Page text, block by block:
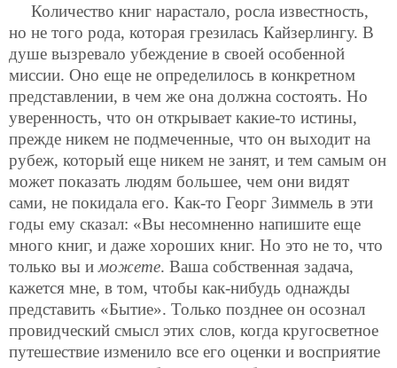
Количество книг нарастало, росла известность,
но не того рода, которая грезилась Кайзерлингу. В
душе вызревало убеждение в своей особенной
миссии. Оно еще не определилось в конкретном
представлении, в чем же она должна состоять. Но
уверенность, что он открывает какие-то истины,
прежде никем не подмеченные, что он выходит на
рубеж, который еще никем не занят, и тем самым он
может показать людям большее, чем они видят
сами, не покидала его. Как-то Георг Зиммель в эти
годы ему сказал: «Вы несомненно напишите еще
много книг, и даже хороших книг. Но это не то, что
только вы иможете. Ваша собственная задача,
кажется мне, в том, чтобы как-нибудь однажды
представить «Бытие». Только позднее он осознал
провидческий смысл этих слов, когда кругосветное
путешествие изменило все его оценки и восприятие